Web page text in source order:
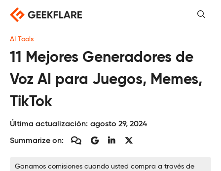
Saltar
contenido
AI Tools
11 Mejores Generadores de
Voz AI para Juegos, Memes,
TikTok
Última actualización: agosto 29, 2024
Summarize on:
Ganamos comisiones cuando usted compra a través de